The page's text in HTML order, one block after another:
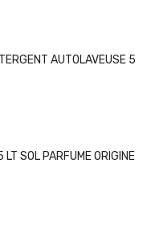
AUTOLAVEUSE 5
SOL PARFUME ORIGINE